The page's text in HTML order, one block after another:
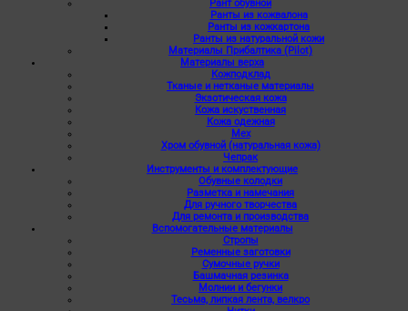
Рант обувной
Ранты из кожвалона
Ранты из кожкартона
Ранты из натуральной кожи
Материалы Прибалтика (Pilot)
Материалы верха
Кожподклад
Тканые и нетканые материалы
Экзотическая кожа
Кожа искуственная
Кожа одежная
Мех
Хром обувной (натуральная кожа)
Чепрак
Инструменты и комплектующие
Обувные колодки
Разметка и намечания
Для ручного творчества
Для ремонта и производства
Вспомогательные материалы
Стропы
Ременные заготовки
Сумочные ручки
Башмачная резинка
Молнии и бегунки
Тесьма, липкая лента, велкро